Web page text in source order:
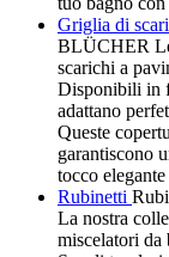
Griglia di
BLÜCHER
scarichi a
Disponibili in
adattano
Queste
garantiscono
tocco
Rubinetti
La nostra
miscelatori da